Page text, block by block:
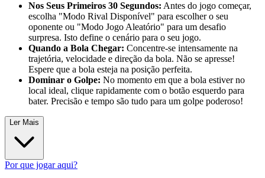
Nos Seus Primeiros 30 Segundos: Antes do jogo começar,
escolha "Modo Rival Disponível" para escolher o seu
oponente ou "Modo Jogo Aleatório" para um desafio
surpresa. Isto define o cenário para o seu jogo.
Quando a Bola Chegar: Concentre-se intensamente na
trajetória, velocidade e direção da bola. Não se apresse!
Espere que a bola esteja na posição perfeita.
Dominar o Golpe: No momento em que a bola estiver no
local ideal, clique rapidamente com o botão esquerdo para
bater. Precisão e tempo são tudo para um golpe poderoso!
Ler Mais
Por que jogar aqui?